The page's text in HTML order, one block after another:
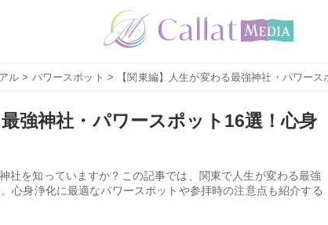
ル > パワースポット > 【関東編】人生が変わる最強神社・パワース
強神社・パワースポット16選！心身
社を知っていますか？この記事では、関東で人生が変わる最強
心身浄化に最適なパワースポットや参拝時の注意点も紹介する